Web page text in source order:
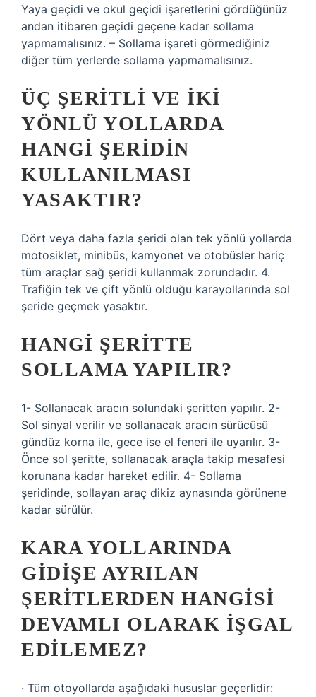
Yaya geçidi ve okul geçidi işaretlerini gördüğünüz
andan itibaren geçidi geçene kadar sollama
yapmamalısınız. – Sollama işareti görmediğiniz
diğer tüm yerlerde sollama yapmamalısınız.
ÜÇ ŞERITLI VE IKI
YÖNLÜ YOLLARDA
HANGI ŞERIDIN
KULLANILMASI
YASAKTIR?
Dört veya daha fazla şeridi olan tek yönlü yollarda
motosiklet, minibüs, kamyonet ve otobüsler hariç
tüm araçlar sağ şeridi kullanmak zorundadır. 4.
Trafiğin tek ve çift yönlü olduğu karayollarında sol
şeride geçmek yasaktır.
HANGI ŞERITTE
SOLLAMA YAPILIR?
1- Sollanacak aracın solundaki şeritten yapılır. 2-
Sol sinyal verilir ve sollanacak aracın sürücüsü
gündüz korna ile, gece ise el feneri ile uyarılır. 3-
Önce sol şeritte, sollanacak araçla takip mesafesi
korunana kadar hareket edilir. 4- Sollama
şeridinde, sollayan araç dikiz aynasında görünene
kadar sürülür.
KARA YOLLARINDA
GIDIŞE AYRILAN
ŞERITLERDEN HANGISI
DEVAMLI OLARAK IŞGAL
EDILEMEZ?
· Tüm otoyollarda aşağıdaki hususlar geçerlidir: